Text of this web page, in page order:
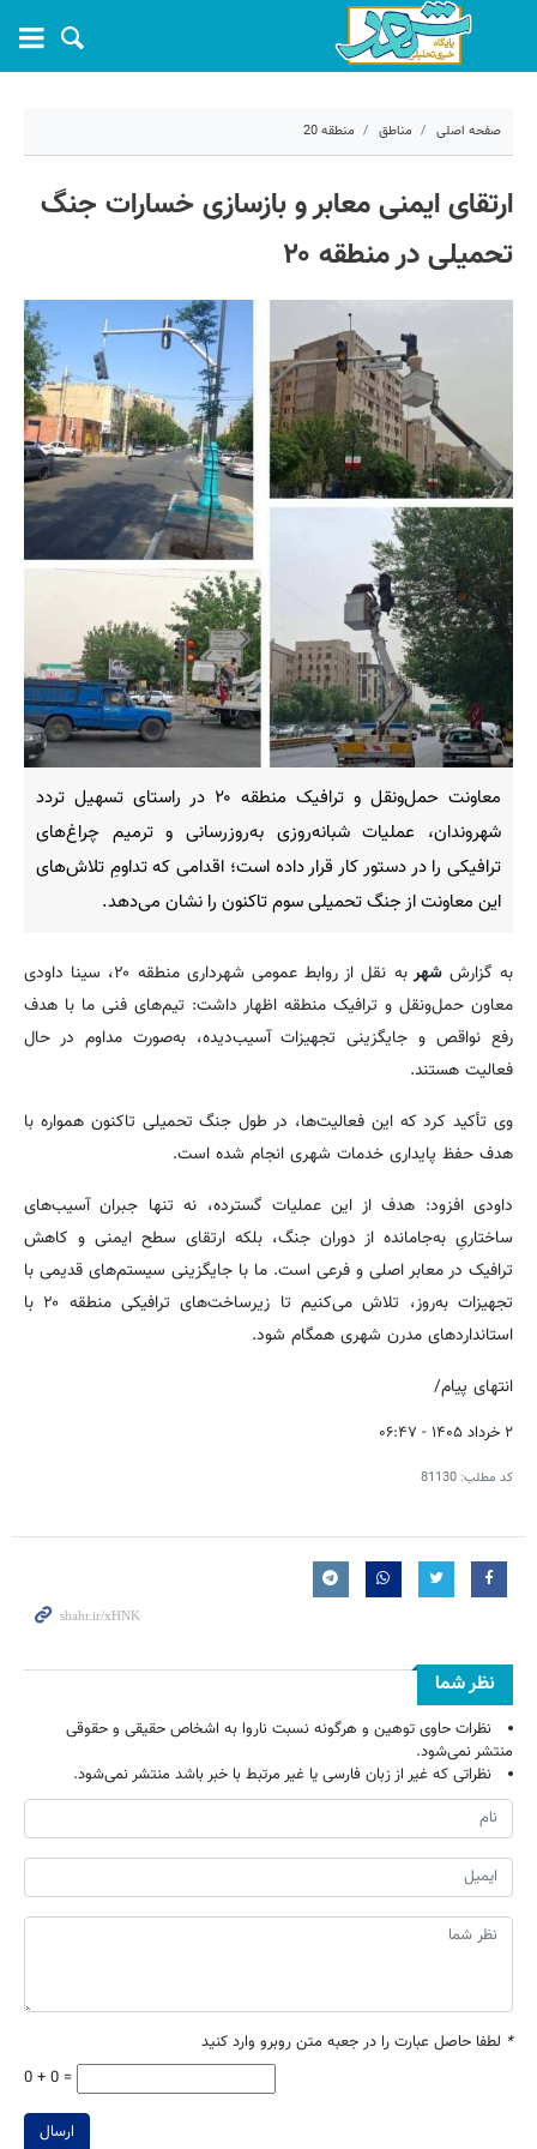
صفحه اصلی مناطق منطقه 20
کد مطلب:
ارتقای ایمنی معابر و بازسازی خسارات جنگ
تحمیلی در منطقه ۲۰
معاونت حمل‌ونقل و ترافیک منطقه ۲۰ در راستای تسهیل تردد
شهروندان، عملیات شبانه‌روزی به‌روزرسانی و ترمیم چراغ‌های
ترافیکی را در دستور کار قرار داده است؛ اقدامی که تداومِ تلاش‌های
این معاونت از جنگ تحمیلی سوم تاکنون را نشان می‌دهد.
به گزارششهر
به نقل از روابط عمومی شهرداری منطقه ۲۰، سینا داودی
معاون حمل‌ونقل و ترافیک منطقه اظهار داشت: تیم‌های فنی ما با هدف
رفع نواقص و جایگزینی تجهیزات آسیب‌دیده، به‌صورت مداوم در حال
فعالیت هستند.
وی تأکید کرد که این فعالیت‌ها، در طول جنگ تحمیلی تاکنون همواره با
هدف حفظ پایداری خدمات شهری انجام شده است.
داودی افزود: هدف از این عملیات گسترده، نه تنها جبران آسیب‌های
ساختاریِ به‌جامانده از دوران جنگ، بلکه ارتقای سطح ایمنی و کاهش
ترافیک در معابر اصلی و فرعی است. ما با جایگزینی سیستم‌های قدیمی با
تجهیزات به‌روز، تلاش می‌کنیم تا زیرساخت‌های ترافیکی منطقه ۲۰ با
استانداردهای مدرن شهری همگام شود.
انتهای پیام/
۲ خرداد ۱۴۰۵ - ۰۶:۴۷
کد مطلب: 81130
نظر شما
نظرات حاوی توهین و هرگونه نسبت ناروا به اشخاص حقیقی و حقوقی
منتشر نمی‌شود.
نظراتی که غیر از زبان فارسی یا غیر مرتبط با خبر باشد منتشر نمی‌شود.
* لطفا حاصل عبارت را در جعبه متن روبرو وارد کنید
0 + 0 =
ارسال